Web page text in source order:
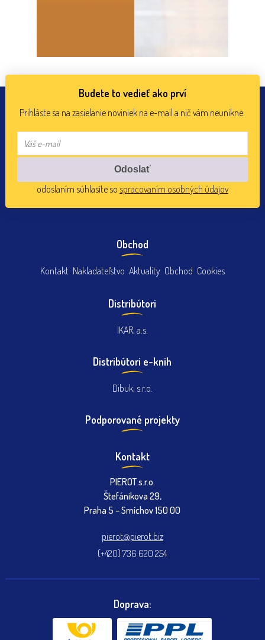
Budete to vedieť ako prví
Prihláste sa na zasielanie noviniek na e-mail a nič vám neunikne.
odoslaním súhlasíte so spracovaním osobných údajov
Obchod
Kontakt Nakladateľstvo Aktuality Obchod Cookies
Distribútori
IKAR, a.s.
Distribútori e-knih
Dibuk, s.r.o.
Podporované projekty
Kontakt
PIEROT s.r.o.
Štefánikova 29,
Praha 5 – Smíchov 150 00
pierot@pierot.biz
(+420) 736 620 254
Doprava: